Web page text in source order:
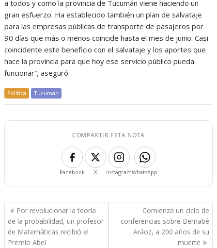
a todos y como la provincia de Tucumán viene haciendo un
gran esfuerzo. Ha establecido también un plan de salvataje
para las empresas públicas de transporte de pasajeros por
90 días que más o menos coincide hasta el mes de junio. Casi
coincidente este beneficio con el salvataje y los aportes que
hace la provincia para que hoy ese servicio público pueda
funcionar”, aseguró.
Política Tucumán
COMPARTIR ESTA NOTA
Facebook X InstagramWhatsApp
Navegación
de
entradas
Por revolucionar la teoría
de la probabilidad, un profesor
de Matemáticas recibió el
Premio Abel
Comienza un ciclo de
conferencias sobre Bernabé
Aráoz, a 200 años de su
muerte